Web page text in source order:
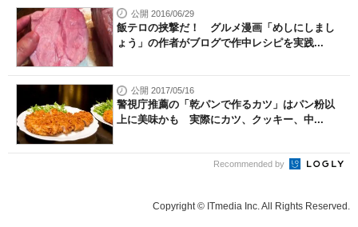
公開 2016/06/29
飯テロの挟撃だ！ グルメ漫画「めしにしまし
ょう」の作者がブログで作中レシピを実践...
公開 2017/05/16
警視庁推薦の「乾パンで作るカツ」はパン粉以
上に美味かも 実際にカツ、クッキー、中...
Recommended by
Copyright © ITmedia Inc. All Rights Reserved.